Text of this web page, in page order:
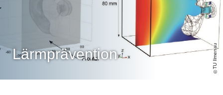
TU Ilmenau
Lärmprävention